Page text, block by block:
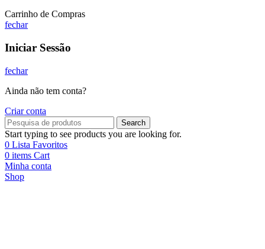
Carrinho de Compras
fechar
Iniciar Sessão
fechar
Ainda não tem conta?
Criar conta
Search
Start typing to see products you are looking for.
0 Lista Favoritos
0 items Cart
Minha conta
Shop